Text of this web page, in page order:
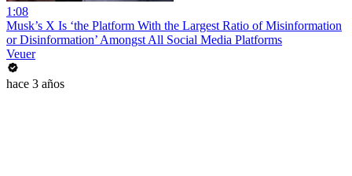
1:08
Musk’s X Is ‘the Platform With the Largest Ratio of Misinformation
or Disinformation’ Amongst All Social Media Platforms
Veuer
hace 3 años